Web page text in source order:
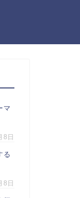
マ
8日
る
8日